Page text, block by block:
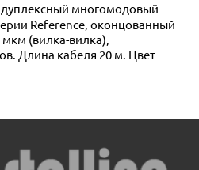
Reference, оконцованный
мкм (вилка-вилка),
Длина кабеля 20 м. Цвет